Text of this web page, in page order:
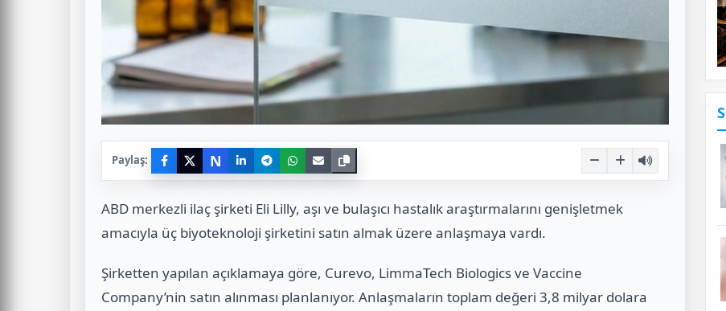
Paylaş: N
ABD merkezli ilaç şirketi Eli Lilly, aşı ve bulaşıcı hastalık araştırmalarını genişletmek
amacıyla üç biyoteknoloji şirketini satın almak üzere anlaşmaya vardı.
Şirketten yapılan açıklamaya göre, Curevo, LimmaTech Biologics ve Vaccine
Company’nin satın alınması planlanıyor. Anlaşmaların toplam değeri 3,8 milyar dolara